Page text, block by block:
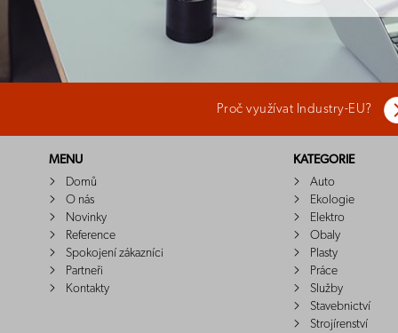
Proč využívat Industry-EU?
MENU
Domů
O nás
Novinky
Reference
Spokojení zákazníci
Partneři
Kontakty
KATEGORIE
Auto
Ekologie
Elektro
Obaly
Plasty
Práce
Služby
Stavebnictví
Strojírenství